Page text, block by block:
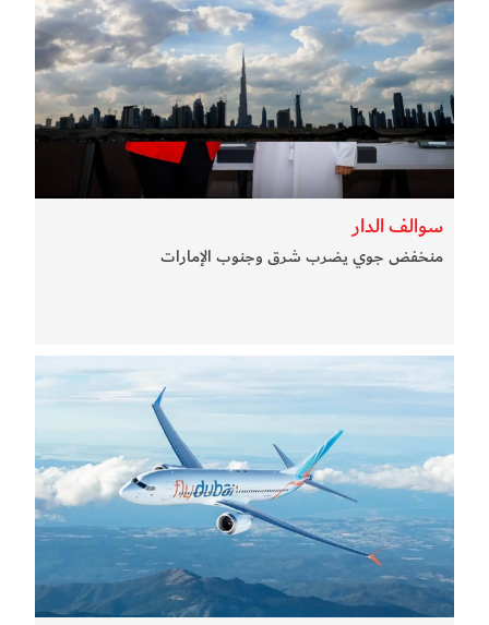
سوالف الدار
منخفض جوي يضرب شرق وجنوب الإمارات